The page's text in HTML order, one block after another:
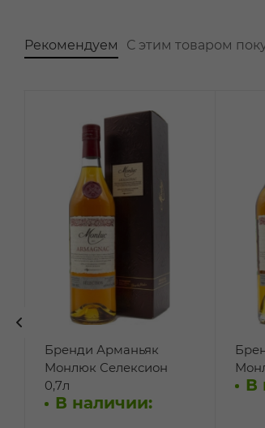
Рекомендуем С этим товаром
Бренди Арманьяк
Монлюк Селексион
0,7л
В наличии:
В